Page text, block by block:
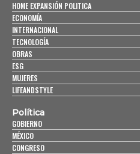
HOME EXPANSIÓN POLITICA
ECONOMÍA
INTERNACIONAL
TECNOLOGÍA
OBRAS
ESG
MUJERES
LIFEANDSTYLE
Política
GOBIERNO
MÉXICO
CONGRESO